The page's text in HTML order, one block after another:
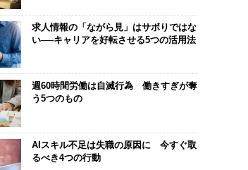
求人情報の「ながら見」はサボりではな
い──キャリアを好転させる5つの活用法
週60時間労働は自滅行為 働きすぎが奪
う5つのもの
AIスキル不足は失職の原因に 今すぐ取
るべき4つの行動